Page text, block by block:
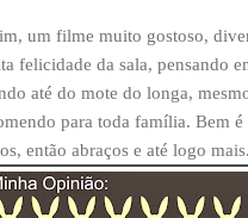
um filme muito gostoso,
felicidade da sala, pensando
até do mote do longa,
para toda família. Bem
então abraços e até logo mais.